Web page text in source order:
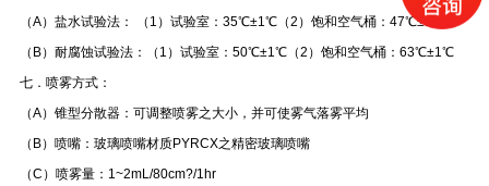
（A） 盐水试验法： （1）试验室：35℃±1℃（2）饱和空气桶：47℃±1℃
（B） 耐腐蚀试验法：（1）试验室：50℃±1℃（2）饱和空气桶：63℃±1℃
七． 喷雾方式：
（A）锥型分散器：可调整喷雾之大小，并可使雾气落雾平均
（B）喷嘴：玻璃喷嘴材质PYRCX之精密玻璃喷嘴
（C）喷雾量：1~2mL/80cm?/1hr